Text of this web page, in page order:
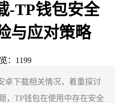
-TP钱包安全
与应对策略
：1199
卓下载相关情况，着重探讨
，TP钱包在使用中存在安全